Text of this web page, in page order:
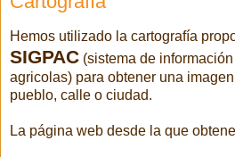
Hemos utilizado la cartografía
SIGPAC (sistema de
agricolas) para obtener una
pueblo, calle o ciudad.
La página web desde la que